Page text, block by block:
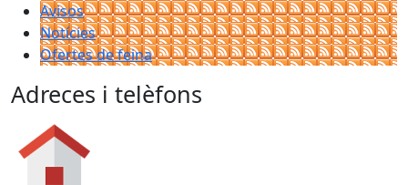
Avisos
Notícies
Ofertes de feina
Adreces i telèfons